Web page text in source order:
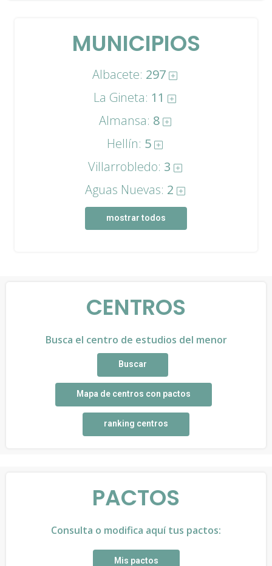
MUNICIPIOS
Albacete: 297
La Gineta: 11
Almansa: 8
Hellín: 5
Villarrobledo: 3
Aguas Nuevas: 2
mostrar todos
CENTROS
Busca el centro de estudios del menor
Buscar
Mapa de centros con pactos
ranking centros
PACTOS
Consulta o modifica aquí tus pactos:
Mis pactos